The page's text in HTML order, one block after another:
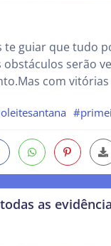
te guiar que tudo
serão
com vitórias
as